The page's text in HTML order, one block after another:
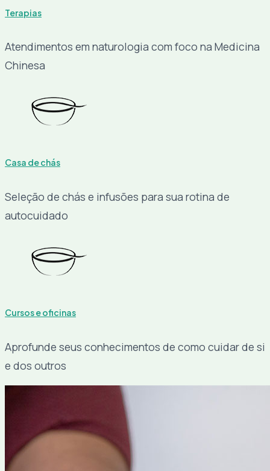
Terapias
Atendimentos em naturologia com foco na Medicina
Chinesa
Casa de chás
Seleção de chás e infusões para sua rotina de
autocuidado
Cursos e oficinas
Aprofunde seus conhecimentos de como cuidar de si
e dos outros